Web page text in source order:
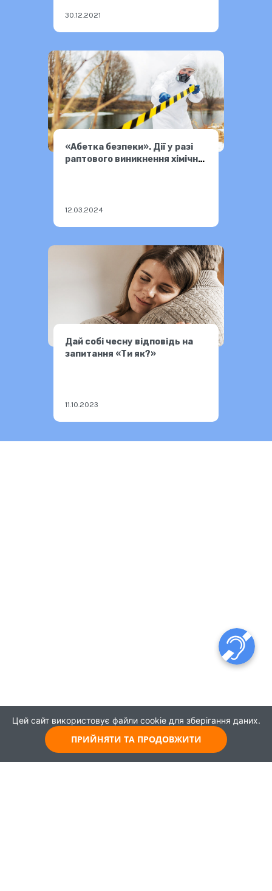
30.12.2021
«Абетка безпеки». Дії у разі
раптового виникнення хімічної
12.03.2024
Дай собі чесну відповідь на
запитання «Ти як?»
11.10.2023
Цей сайт використовує файли cookie для зберігання даних.
ПРИЙНЯТИ ТА ПРОДОВЖИТИ